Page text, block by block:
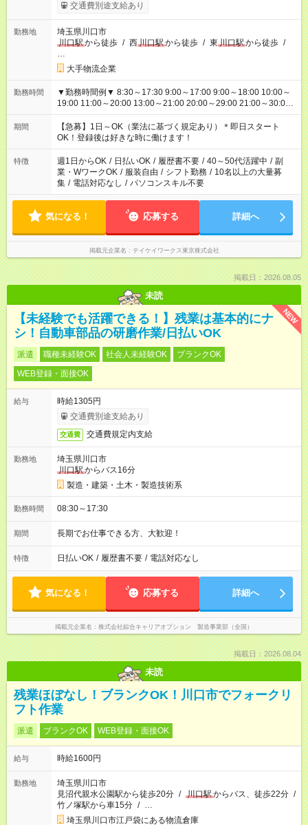
交通費別途支給あり
勤務地
埼玉県川口市
川口駅から徒歩 / 西川口駅から徒歩 / 東 川口駅から徒歩 /
…
大手物流企業
勤務時間
▼勤務時間例▼ 8:30～17:30 9:00～17:00 9:00～18:00 10:00～
19:00 11:00～20:00 13:00～21:00 20:00～29:00 21:00～30:00
22:00～31:00 上記以外にもシフトパターンあり！ 短時間の勤務
もご紹介できる場合があるのでご相談ください！ ご都合に合わ
せてお仕事をご案内します＾＾
期間
【急募】1日～OK（業法に基づく規定あり）＊即日スタート
OK！登録後は好きな時に働けます！
特徴 週1日からOK / 日払いOK / 履歴書不要 / 40～50代活躍中 / 副
業・WワークOK / 服装自由 / シフト勤務 / 10名以上の大量募
集 / 電話対応なし / パソコンスキル不要
気になる！ 応募する 詳細へ
掲載元企業名 テイケイワークス東京株式会社
掲載日：2026.08.05
未読
NEW
【未経験でも活躍できる！】残業は基本的にナ
シ！自動車部品の研磨作業/日払いOK
派遣 職種未経験OK 社会人未経験OK
ブランクOK
WEB登録・面接OK
給与
時給1305円
交通費別途支給あり
交通費 交通費規定内支給
勤務地
埼玉県川口市
川口駅からバス16分
製造・建築・土木・製造技術系
勤務時間 08:30～17:30
期間 長期でお仕事できる方、大歓迎！
特徴 日払いOK / 履歴書不要 / 電話対応なし
気になる！ 応募する 詳細へ
掲載元企業名 株式会社綜合キャリアオプション 製造事業部（全国）
掲載日：2026.08.04
未読
残業ほぼなし！ブランクOK！川口市でフォークリ
フト作業
派遣 ブランクOK WEB登録・面接OK
給与 時給1600円
勤務地
埼玉県川口市
見沼代親水公園駅から徒歩20分 / 川口駅からバス、徒歩22分 /
竹ノ塚駅から車15分 / …
埼玉県川口市江戸袋にある物流倉庫